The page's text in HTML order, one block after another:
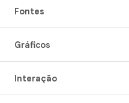
Fontes
Gráficos
Interação